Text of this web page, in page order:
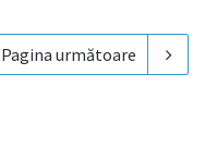
Pagina următoare